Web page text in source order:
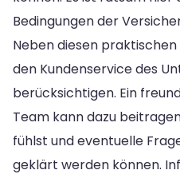
Bedingungen der
Neben diesen
den Kundenservice des
berücksichtigen. Ein
Team kann dazu
fühlst und eventuelle
geklärt werden können.